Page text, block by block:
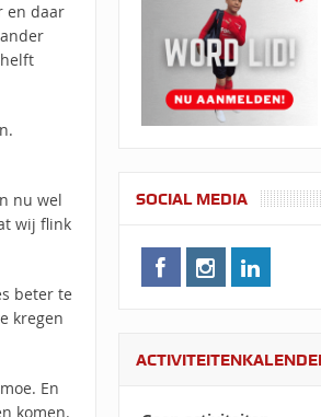
en daar
nu wel
wij flink
beter te
kregen
En
komen.
SOCIAL MEDIA